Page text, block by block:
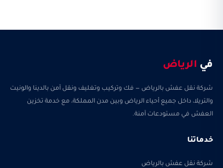
في الرياض
شركة نقل عفش بالرياض — فك وتركيب وتغليف ونقل آمن بالدينا والونيت
والتريلا، داخل جميع أحياء الرياض وبين مدن المملكة، مع خدمة تخزين
العفش في مستودعات آمنة.
خدماتنا
شركة نقل عفش بالرياض